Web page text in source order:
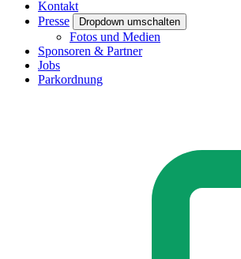
Kontakt
Presse
Dropdown umschalten
Fotos und Medien
Sponsoren & Partner
Jobs
Parkordnung